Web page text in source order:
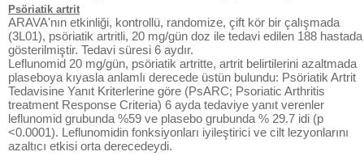
Psöriatik artrit
ARAVA'nın etkinliği, kontrollü, randomize, çift kör bir çalışmada
(3L01), psöriatik artritli, 20 mg/gün doz ile tedavi edilen 188 hastada
gösterilmiştir. Tedavi süresi 6 aydır.
Leflunomid 20 mg/gün, psöriatik artritte, artrit belirtilerini azaltmada
plaseboya kıyasla anlamlı derecede üstün bulundu: Psöriatik Artrit
Tedavisine Yanıt Kriterlerine göre (PsARC; Psoriatic Arthritis
treatment Response Criteria) 6 ayda tedaviye yanıt verenler
leflunomid grubunda %59 ve plasebo grubunda % 29.7 idi (p
<0.0001). Leflunomidin fonksiyonları iyileştirici ve cilt lezyonlarını
azaltıcı etkisi orta derecedeydi.